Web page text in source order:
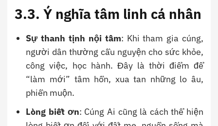
3.3. Ý nghĩa tâm linh cá nhân
Sự thanh tịnh nội tâm: Khi tham gia cúng,
người dân thường cầu nguyện cho sức khỏe,
công việc, học hành. Đây là thời điểm để
“làm mới” tâm hồn, xua tan những lo âu,
phiền muộn.
Lòng biết ơn: Cúng Ai cũng là cách thể hiện